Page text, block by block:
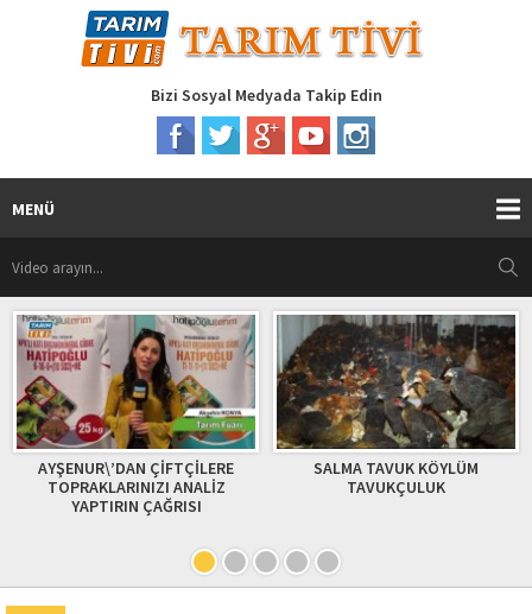
Bizi Sosyal Medyada Takip Edin
MENÜ
ANALİZ
SALMA TAVUK KÖYLÜM
TAVUKÇULUK
ÜZÜM
MAMALAR’DA